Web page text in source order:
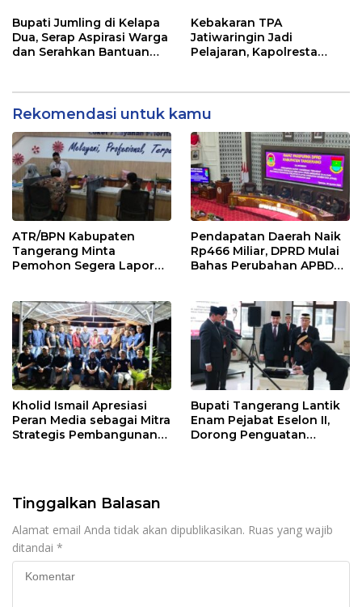
Dampak El Nino
Bupati Jumling di Kelapa
Dua, Serap Aspirasi Warga
dan Serahkan Bantuan
Kebakaran TPA
Jatiwaringin Jadi
Pelajaran, Kapolresta
Ditingkatkan
Rekomendasi untuk kamu
ATR/BPN Kabupaten
Tangerang Minta
Pemohon Segera Lapor
Pendapatan Daerah Naik
Rp466 Miliar, DPRD Mulai
Bahas Perubahan APBD
Kholid Ismail Apresiasi
Peran Media sebagai Mitra
Strategis Pembangunan
Bupati Tangerang Lantik
Enam Pejabat Eselon II,
Dorong Penguatan
Tinggalkan Balasan
Alamat email Anda tidak akan dipublikasikan. Ruas yang wajib
ditandai *